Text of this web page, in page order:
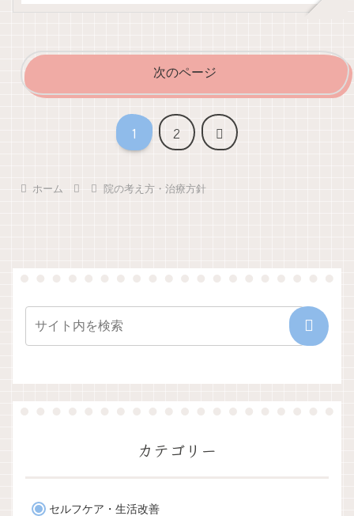
次のページ
1 2
次
ホーム 院の考え方・治療方針
カテゴリー
セルフケア・生活改善